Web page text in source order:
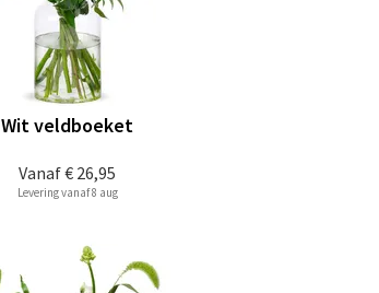
Vanaf€ 26,95
Wit veldboeket
Levering vanaf 8 aug